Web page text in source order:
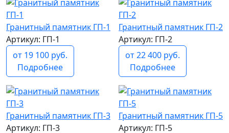
Гранитный памятник ГП-1
Артикул: ГП-1
от 19 100 руб.
Подробнее
Гранитный памятник ГП-2
Артикул: ГП-2
от 22 400 руб.
Подробнее
Гранитный памятник ГП-3
Артикул: ГП-3
Гранитный памятник ГП-5
Артикул: ГП-5